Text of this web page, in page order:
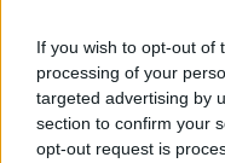
If you wish to opt-out of
processing of your
targeted advertising by
section to confirm your
opt-out request is
Unesco
La Toscana
Masterchef
Duomo e